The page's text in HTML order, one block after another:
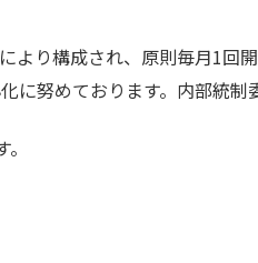
り構成され、原則毎月1回開
に努めております。内部統制